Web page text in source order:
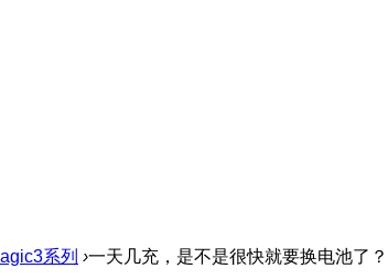
系列 ›一天几充，是不是很快就要换电池了？